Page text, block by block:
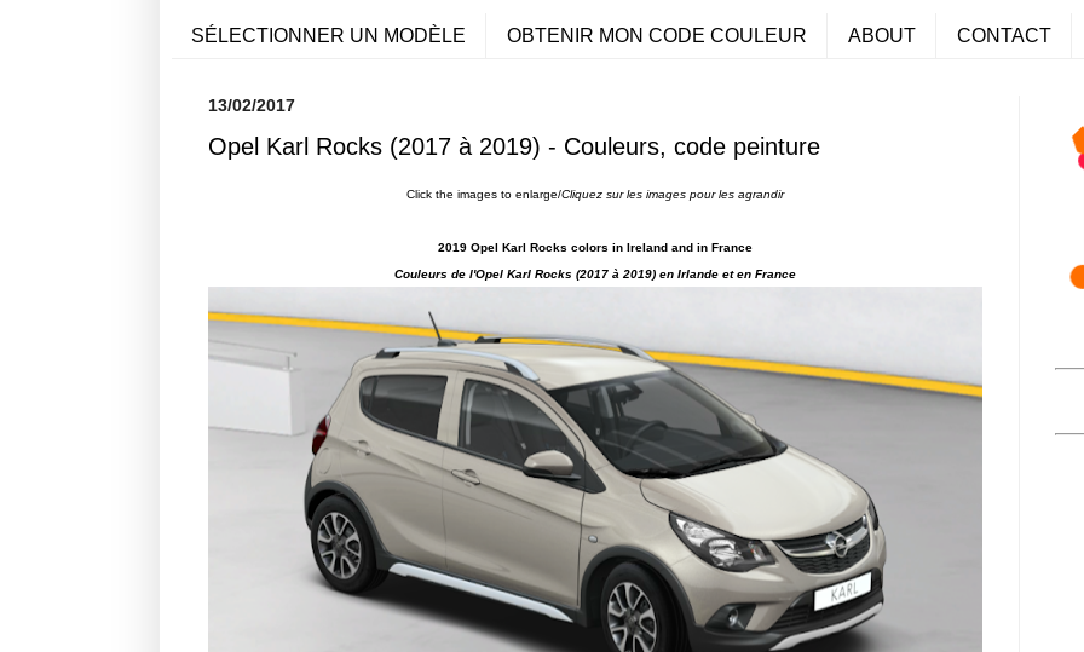
SÉLECTIONNER UN MODÈLE OBTENIR MON CODE COULEUR ABOUT CONTACT
13/02/2017
Opel Karl Rocks (2017 à 2019) - Couleurs, code peinture
Click the images to enlarge/Cliquez sur les images pour les agrandir
2019 Opel Karl Rocks colors in Ireland and in France
Couleurs de l'Opel Karl Rocks (2017 à 2019) en Irlande et en France